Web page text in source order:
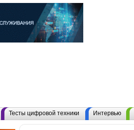
Тесты цифровой техники Интервью